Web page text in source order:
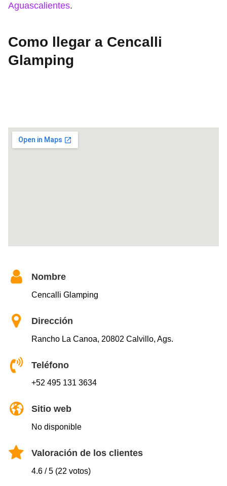
Aguascalientes.
Como llegar a Cencalli
Glamping
Nombre
Cencalli Glamping
Dirección
Rancho La Canoa, 20802 Calvillo, Ags.
Teléfono
+52 495 131 3634
Sitio web
No disponible
Valoración de los clientes
4.6 / 5 (22 votos)